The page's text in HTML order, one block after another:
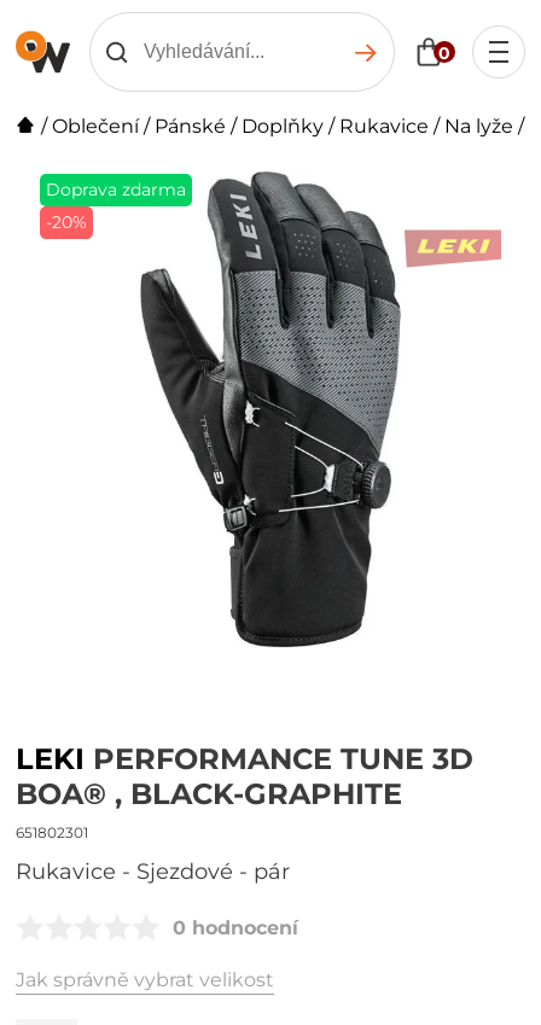
0
/Oblečení/ Pánské / Doplňky / Rukavice / Na lyže /
Doprava zdarma
-20%
LEKI PERFORMANCE TUNE 3D
BOA® , BLACK-GRAPHITE
651802301
Rukavice - Sjezdové - pár
0 hodnocení
Jak správně vybrat velikost